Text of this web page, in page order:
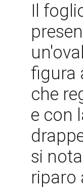
Il
figura
che
e con
si
riparo